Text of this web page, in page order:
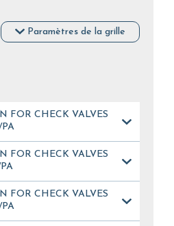
Paramètres de la grille
FOR CHECK VALVES
PA
FOR CHECK VALVES
FOR CHECK VALVES
PA